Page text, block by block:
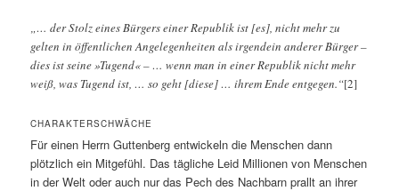
„… der Stolz eines Bürgers einer Republik ist [es], nicht mehr zu
gelten in öffentlichen Angelegenheiten als irgendein anderer Bürger –
dies ist seine »Tugend« – … wenn man in einer Republik nicht mehr
weiß, was Tugend ist, … so geht [diese] … ihrem Ende entgegen.“[2]
CHARAKTERSCHWÄCHE
Für einen Herrn Guttenberg entwickeln die Menschen dann
plötzlich ein Mitgefühl. Das tägliche Leid Millionen von Menschen
in der Welt oder auch nur das Pech des Nachbarn prallt an ihrer